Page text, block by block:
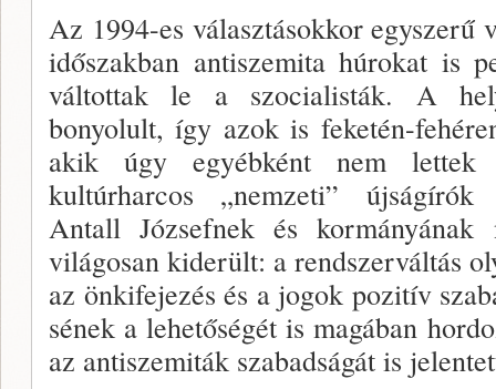
Az 1994-es választásokkor egyszerű
időszakban antiszemita húrokat is
váltottak le a szocialisták. A
bonyolult, így azok is feketén-
akik úgy egyébként nem
kultúrharcos „nemzeti” újságírók
Antall Józsefnek és kormányá­nak
világosan kiderült: a rendszerváltás
az önkifejezés és a jogok pozitív
sének a lehetőségét is magában
az antiszemi­ták szabadságát is